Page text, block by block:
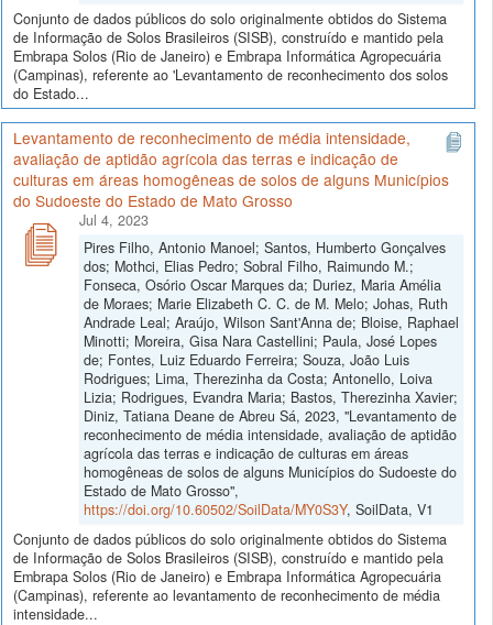
Conjunto de dados públicos do solo originalmente obtidos do Sistema
de Informação de Solos Brasileiros (SISB), construído e mantido pela
Embrapa Solos (Rio de Janeiro) e Embrapa Informática Agropecuária
(Campinas), referente ao 'Levantamento de reconhecimento dos solos
do Estado...
Levantamento de reconhecimento de média intensidade,
avaliação de aptidão agrícola das terras e indicação de
culturas em áreas homogêneas de solos de alguns Municípios
do Sudoeste do Estado de Mato Grosso
Jul 4, 2023
Pires Filho, Antonio Manoel; Santos, Humberto Gonçalves
dos; Mothci, Elias Pedro; Sobral Filho, Raimundo M.;
Fonseca, Osório Oscar Marques da; Duriez, Maria Amélia
de Moraes; Marie Elizabeth C. C. de M. Melo; Johas, Ruth
Andrade Leal; Araújo, Wilson Sant'Anna de; Bloise, Raphael
Minotti; Moreira, Gisa Nara Castellini; Paula, José Lopes
de; Fontes, Luiz Eduardo Ferreira; Souza, João Luis
Rodrigues; Lima, Therezinha da Costa; Antonello, Loiva
Lizia; Rodrigues, Evandra Maria; Bastos, Therezinha Xavier;
Diniz, Tatiana Deane de Abreu Sá, 2023, "Levantamento de
reconhecimento de média intensidade, avaliação de aptidão
agrícola das terras e indicação de culturas em áreas
homogêneas de solos de alguns Municípios do Sudoeste do
Estado de Mato Grosso",
https://doi.org/10.60502/SoilData/MY0S3Y, SoilData, V1
Conjunto de dados públicos do solo originalmente obtidos do Sistema
de Informação de Solos Brasileiros (SISB), construído e mantido pela
Embrapa Solos (Rio de Janeiro) e Embrapa Informática Agropecuária
(Campinas), referente ao levantamento de reconhecimento de média
intensidade...